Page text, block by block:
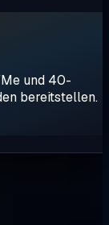
und 40-
bereitstellen.